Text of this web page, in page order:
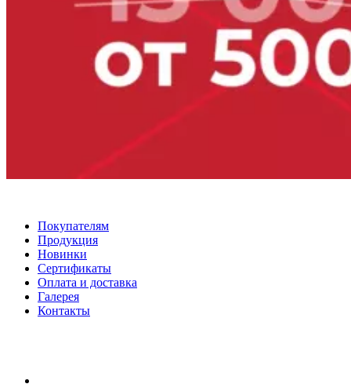
Покупателям
Продукция
Новинки
Сертификаты
Оплата и доставка
Галерея
Контакты